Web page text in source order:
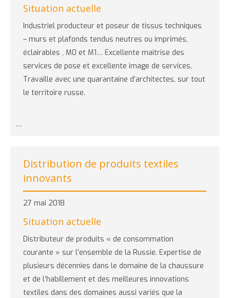
Situation actuelle
Industriel producteur et poseur de tissus techniques
– murs et plafonds tendus neutres ou imprimés,
éclairables , M0 et M1… Excellente maitrise des
services de pose et excellente image de services.
Travaille avec une quarantaine d’architectes, sur tout
le territoire russe.
…
Distribution de produits textiles
innovants
27 mai 2018
Situation actuelle
Distributeur de produits « de consommation
courante » sur l’ensemble de la Russie. Expertise de
plusieurs décennies dans le domaine de la chaussure
et de l’habillement et des meilleures innovations
textiles dans des domaines aussi variés que la